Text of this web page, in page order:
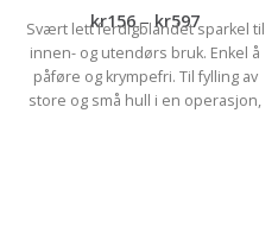
kr156 – kr597
Svært lett ferdigblandet sparkel til
innen- og utendørs bruk. Enkel å
påføre og krympefri. Til fylling av
store og små hull i en operasjon,